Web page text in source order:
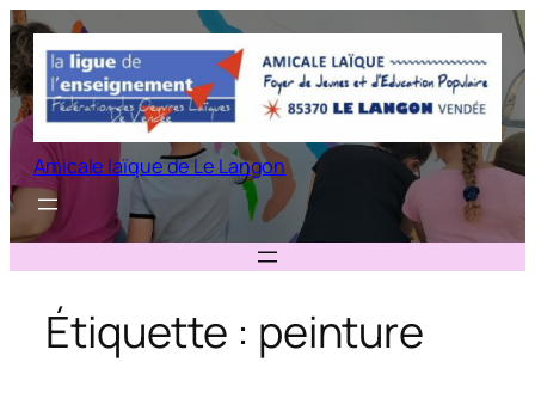
Aller
au
contenu
Amicale laïque de Le Langon
Étiquette : peinture